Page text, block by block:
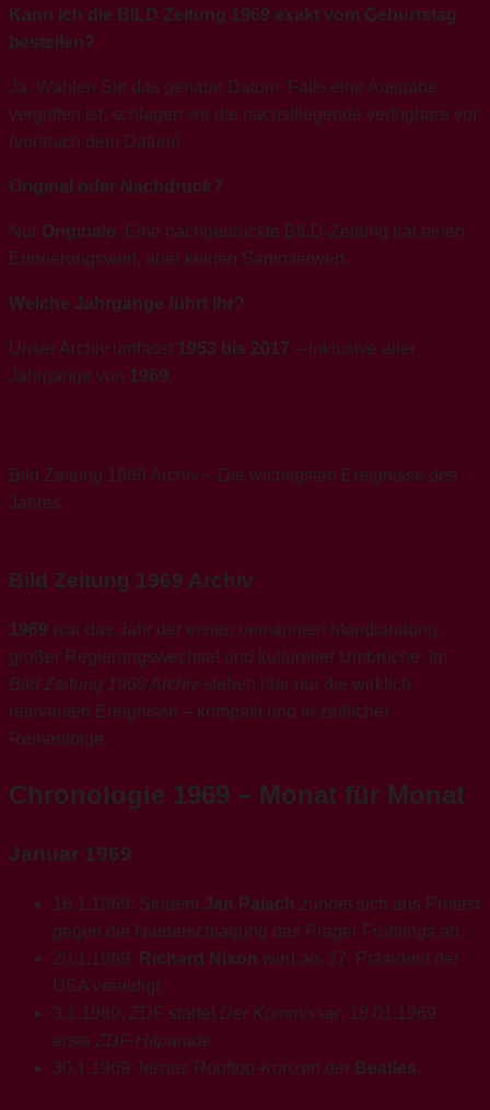
Kann ich die BILD Zeitung 1969 exakt vom Geburtstag
bestellen?
Ja. Wählen Sie das genaue Datum. Falls eine Ausgabe
vergriffen ist, schlagen wir die nächstliegende verfügbare vor
(vor/nach dem Datum).
Original oder Nachdruck?
Nur Originale. Eine nachgedruckte BILD-Zeitung hat einen
Erinnerungswert, aber keinen Sammlerwert.
Welche Jahrgänge führt ihr?
Unser Archiv umfasst 1953 bis 2017 – inklusive aller
Jahrgänge von 1969.
Bild Zeitung 1969 Archiv – Die wichtigsten Ereignisse des
Jahres
Bild Zeitung 1969 Archiv
1969 war das Jahr der ersten bemannten Mondlandung,
großer Regierungswechsel und kultureller Umbrüche. Im
Bild Zeitung 1969 Archiv stehen hier nur die wirklich
relevanten Ereignisse – kompakt und in zeitlicher
Reihenfolge.
Chronologie 1969 – Monat für Monat
Januar 1969
16.1.1969: Student Jan Palach zündet sich aus Protest
gegen die Niederschlagung des Prager Frühlings an.
20.1.1969: Richard Nixon wird als 37. Präsident der
USA vereidigt.
3.1.1969: ZDF startet Der Kommissar; 18.01.1969:
erste ZDF-Hitparade
30.1.1969: letztes Rooftop-Konzert der Beatles.